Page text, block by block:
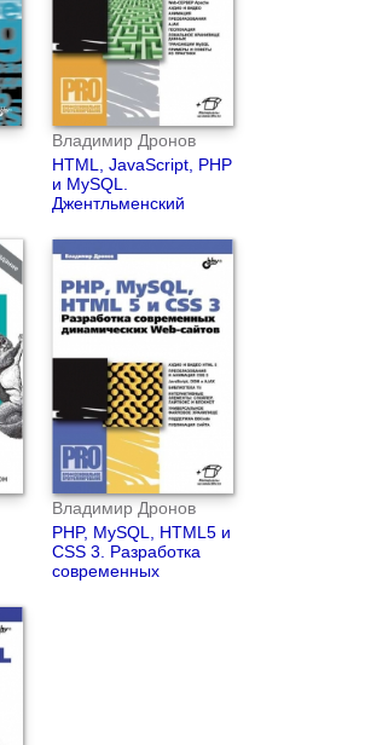
Владимир Дронов
HTML, JavaScript, PHP
и MySQL.
Джентльменский
(4-е издание)
Владимир Дронов
PHP, MySQL, HTML5 и
CSS 3. Разработка
современных